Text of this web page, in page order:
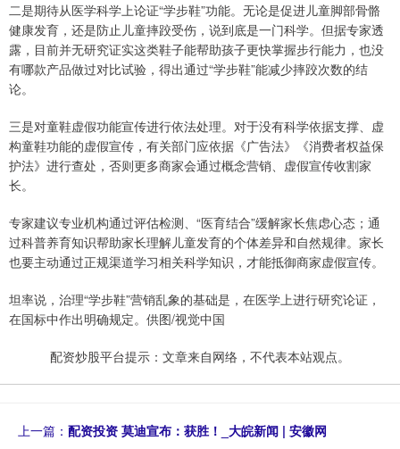
二是期待从医学科学上论证“学步鞋”功能。无论是促进儿童脚部骨骼
健康发育，还是防止儿童摔跤受伤，说到底是一门科学。但据专家透
露，目前并无研究证实这类鞋子能帮助孩子更快掌握步行能力，也没
有哪款产品做过对比试验，得出通过“学步鞋”能减少摔跤次数的结
论。
三是对童鞋虚假功能宣传进行依法处理。对于没有科学依据支撑、虚
构童鞋功能的虚假宣传，有关部门应依据《广告法》《消费者权益保
护法》进行查处，否则更多商家会通过概念营销、虚假宣传收割家
长。
专家建议专业机构通过评估检测、“医育结合”缓解家长焦虑心态；通
过科普养育知识帮助家长理解儿童发育的个体差异和自然规律。家长
也要主动通过正规渠道学习相关科学知识，才能抵御商家虚假宣传。
坦率说，治理“学步鞋”营销乱象的基础是，在医学上进行研究论证，
在国标中作出明确规定。供图/视觉中国
配资炒股平台提示：文章来自网络，不代表本站观点。
上一篇： 配资投资 莫迪宣布：获胜！_大皖新闻 | 安徽网